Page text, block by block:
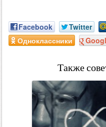
Facebook Twitter
Одноклассники
Также